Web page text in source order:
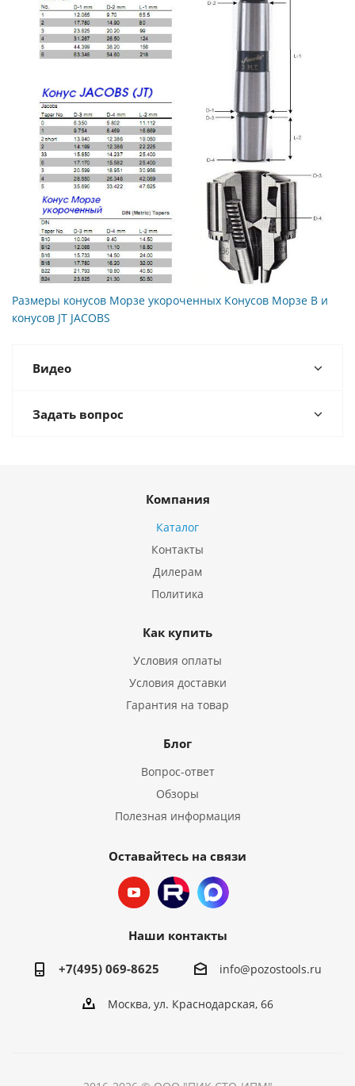
Размеры конусов Морзе укороченных Конусов Морзе B и
конусов JT JACOBS
Видео
Задать вопрос
Компания
Каталог
Контакты
Дилерам
Политика
Как купить
Условия оплаты
Условия доставки
Гарантия на товар
Блог
Вопрос-ответ
Обзоры
Полезная информация
Оставайтесь на связи
Наши контакты
+7(495) 069-8625 info@pozostools.ru
Москва, ул. Краснодарская, 66